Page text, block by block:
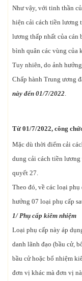
Như vậy, với tinh thần
hiện cải cách tiền lương
lương thấp nhất của cán
bình quân các vùng của
Tuy nhiên, do ảnh
Chấp hành Trung ương
này đến 01/7/2022.
Từ 01/7/2022, công
Mặc dù thời điểm cải
dung cải cách tiền
quyết 27.
Theo đó, về các loại
hưởng 07 loại phụ cấp
1/ Phụ cấp kiêm nhiệm
Loại phụ cấp này áp
danh lãnh đạo (bầu cử,
bầu cử hoặc bổ nhiệm
đơn vị khác mà đơn vị